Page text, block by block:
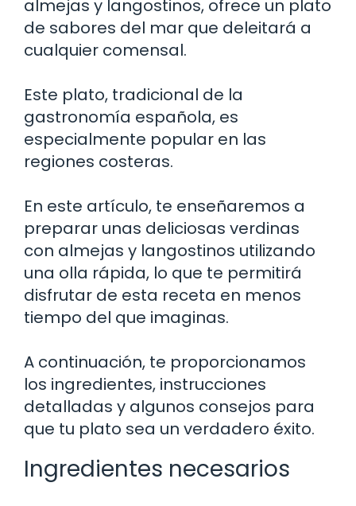
almejas y langostinos, ofrece un plato
de sabores del mar que deleitará a
cualquier comensal.
Este plato, tradicional de la
gastronomía española, es
especialmente popular en las
regiones costeras.
En este artículo, te enseñaremos a
preparar unas deliciosas verdinas
con almejas y langostinos utilizando
una olla rápida, lo que te permitirá
disfrutar de esta receta en menos
tiempo del que imaginas.
A continuación, te proporcionamos
los ingredientes, instrucciones
detalladas y algunos consejos para
que tu plato sea un verdadero éxito.
Ingredientes necesarios